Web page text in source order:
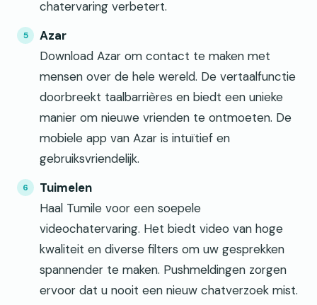
chatervaring verbetert.
Azar
Download Azar om contact te maken met
mensen over de hele wereld. De vertaalfunctie
doorbreekt taalbarrières en biedt een unieke
manier om nieuwe vrienden te ontmoeten. De
mobiele app van Azar is intuïtief en
gebruiksvriendelijk.
Tuimelen
Haal Tumile voor een soepele
videochatervaring. Het biedt video van hoge
kwaliteit en diverse filters om uw gesprekken
spannender te maken. Pushmeldingen zorgen
ervoor dat u nooit een nieuw chatverzoek mist.